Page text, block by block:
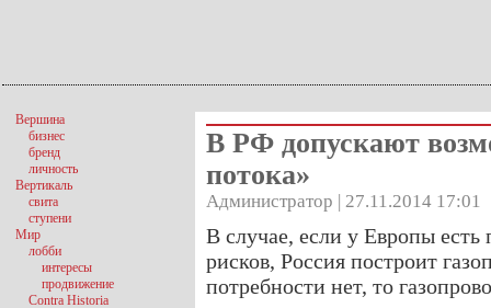
В РФ допускают
потока»
Администратор | 27.11.2014 17:01
В случае, если у Европы
рисков, Россия построит
потребности нет, то
Вершина
бизнес
бренд
личность
Вертикаль
свита
ступени
Мир
лобби
интересы
продвижение
Contra Historia